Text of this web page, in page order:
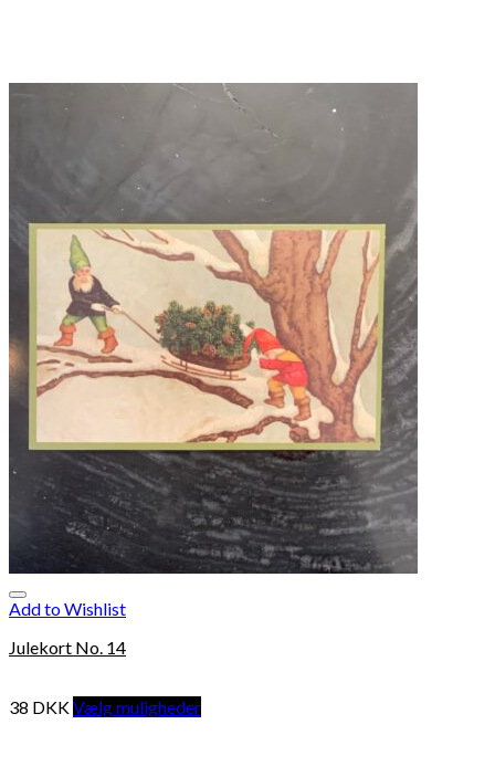
Add to Wishlist
Julekort No. 14
38 DKKVælg muligheder